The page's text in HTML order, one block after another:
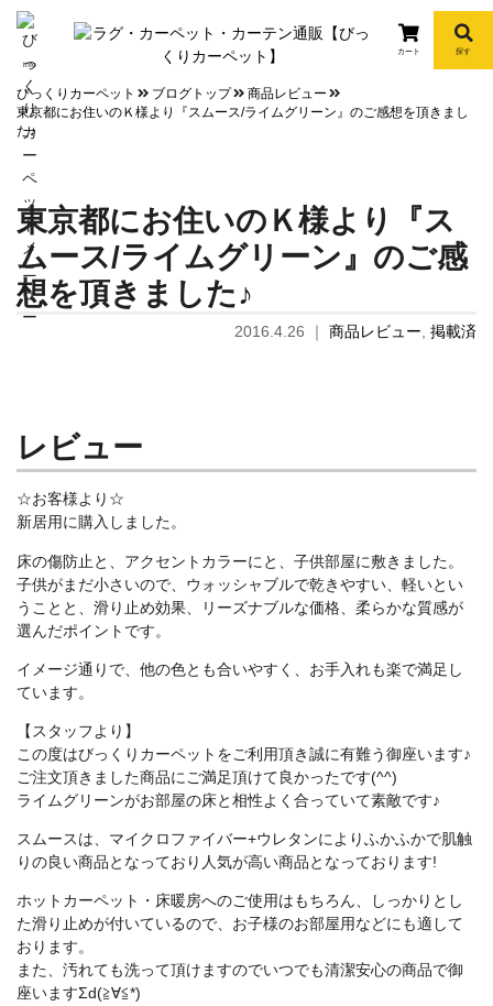
info
カート 探す
びっくりカーペット ブログトップ
商品レビュー
東京都にお住いのＫ様より『スムース/ライムグリーン』のご感想を頂きまし
た♪
東京都にお住いのＫ様より『ス
ムース/ライムグリーン』のご感
想を頂きました♪
2016.4.26 ｜ 商品レビュー 掲載済
レビュー
☆お客様より☆
新居用に購入しました。
床の傷防止と、アクセントカラーにと、子供部屋に敷きました。
子供がまだ小さいので、ウォッシャブルで乾きやすい、軽いとい
うことと、滑り止め効果、リーズナブルな価格、柔らかな質感が
選んだポイントです。
イメージ通りで、他の色とも合いやすく、お手入れも楽で満足し
ています。
【スタッフより】
この度はびっくりカーペットをご利用頂き誠に有難う御座います♪
ご注文頂きました商品にご満足頂けて良かったです(^^)
ライムグリーンがお部屋の床と相性よく合っていて素敵です♪
スムースは、マイクロファイバー+ウレタンによりふかふかで肌触
りの良い商品となっており人気が高い商品となっております!
ホットカーペット・床暖房へのご使用はもちろん、しっかりとし
た滑り止めが付いているので、お子様のお部屋用などにも適して
おります。
また、汚れても洗って頂けますのでいつでも清潔安心の商品で御
座いますΣd(≧∀≦*)